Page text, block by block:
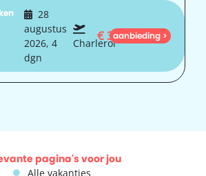
28
augustus
2026, 4
dgn
Charleroi
€370
aanbieding >
pagina's voor jou
Alle vakanties